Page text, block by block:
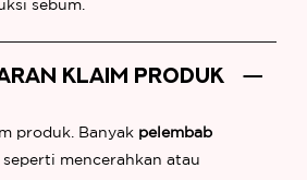
sebum.
KLAIM PRODUK
produk. Banyak pelembab
mencerahkan atau